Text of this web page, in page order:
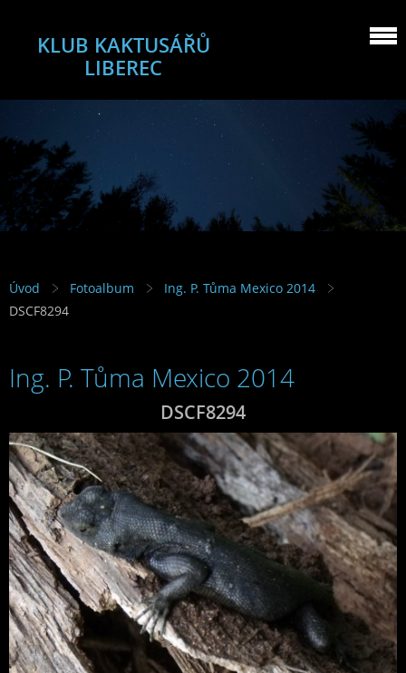
KLUB KAKTUSÁŘŮ
LIBEREC
Úvod Fotoalbum
Ing. P. Tůma Mexico 2014
DSCF8294
Ing. P. Tůma Mexico 2014
DSCF8294